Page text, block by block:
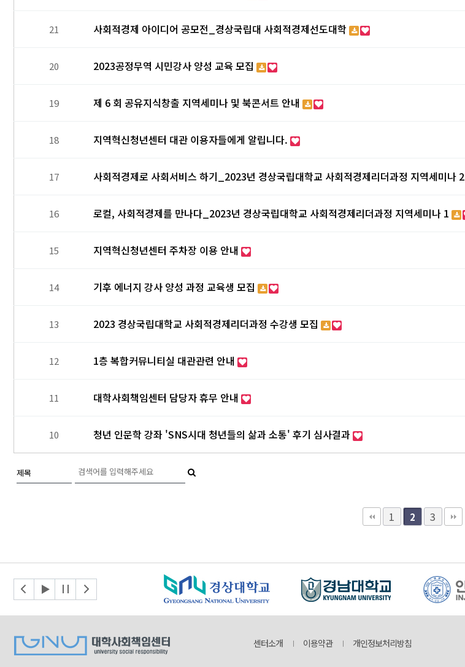
21 사회적경제 아이디어 공모전_경상국립대 사회적경제선도대학
20 2023공정무역 시민강사 양성 교육 모집
19 제 6 회 공유지식창출 지역세미나 및 북콘서트 안내
18 지역혁신청년센터 대관 이용자들에게 알립니다.
17 사회적경제로 사회서비스 하기_2023년 경상국립대학교 사회적경제리더과정 지역세미나 2
16 로컬, 사회적경제를 만나다_2023년 경상국립대학교 사회적경제리더과정 지역세미나 1
15 지역혁신청년센터 주차장 이용 안내
14 기후 에너지 강사 양성 과정 교육생 모집
13 2023 경상국립대학교 사회적경제리더과정 수강생 모집
12 1층 복합커뮤니티실 대관관련 안내
11 대학사회책임센터 담당자 휴무 안내
10 청년 인문학 강좌 'SNS시대 청년들의 삶과 소통' 후기 심사결과
1 2 3
센터소개 이용약관 개인정보처리방침